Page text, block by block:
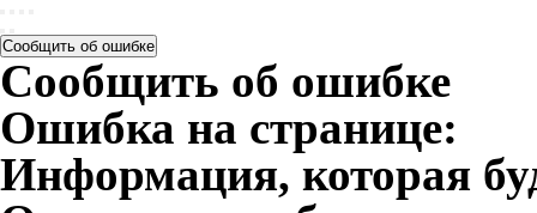
Сообщить об ошибке
Сообщить об ошибке
Ошибка на странице:
Информация, которая